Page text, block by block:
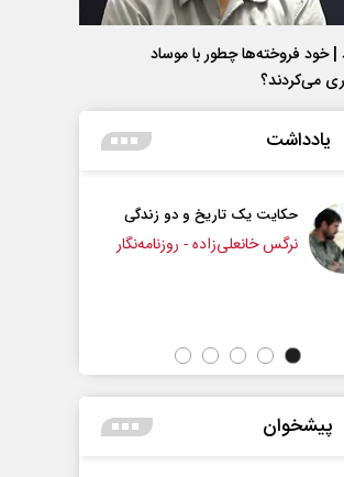
| خود فروخته‌ها چطور با موساد
می‌کردند؟
یادداشت
چرایی عقب‌نشینی ترامپ؟
پیشخوان